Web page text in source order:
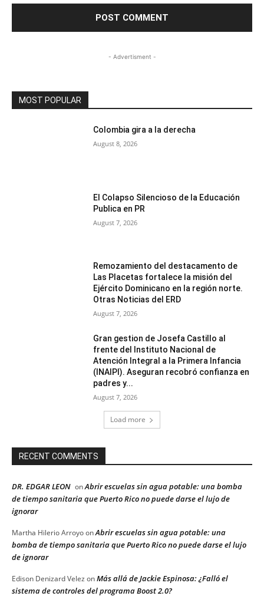
- Advertisment -
MOST POPULAR
Colombia gira a la derecha
August 8, 2026
El Colapso Silencioso de la Educación
Publica en PR
August 7, 2026
Remozamiento del destacamento de
Las Placetas fortalece la misión del
Ejército Dominicano en la región norte.
Otras Noticias del ERD
August 7, 2026
Gran gestion de Josefa Castillo al
frente del Instituto Nacional de
Atención Integral a la Primera Infancia
(INAIPI). Aseguran recobró confianza en
padres y...
August 7, 2026
Load more
RECENT COMMENTS
DR. EDGAR LEON onAbrir escuelas sin agua potable: una bomba
de tiempo sanitaria que Puerto Rico no puede darse el lujo de
ignorar
Martha Hilerio ArroyoonAbrir escuelas sin agua potable: una
bomba de tiempo sanitaria que Puerto Rico no puede darse el lujo
de ignorar
Edison Denizard Velez onMás allá de Jackie Espinosa: ¿Falló el
sistema de controles del programa Boost 2.0?